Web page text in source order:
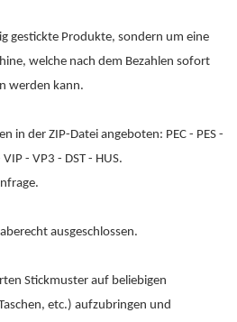
gestickte Produkte, sondern um eine
welche nach dem Bezahlen sofort
werden kann.
in der ZIP-Datei angeboten: PEC - PES -
VIP - VP3 - DST - HUS.
ausgeschlossen.
Stickmuster auf beliebigen
etc.) aufzubringen und